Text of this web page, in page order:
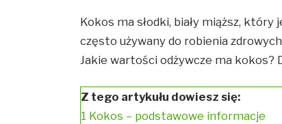
Kokos ma słodki, biały miąższ,
często używany do robienia
Jakie wartości odżywcze ma kokos?
Z tego artykułu dowiesz się:
1 Kokos – podstawowe informacje